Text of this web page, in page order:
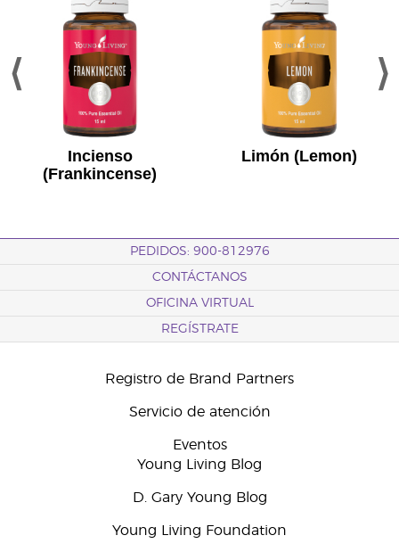
Incienso
(Frankincense)
Limón (Lemon)
PEDIDOS: 900-812976
CONTÁCTANOS
OFICINA VIRTUAL
REGÍSTRATE
Registro de Brand Partners
Servicio de atención
Eventos
Young Living Blog
D. Gary Young Blog
Young Living Foundation